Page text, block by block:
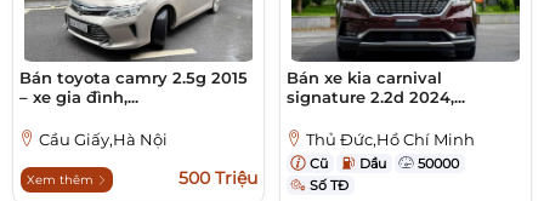
Bán toyota camry 2.5g 2015
– xe gia đình,...
Cầu Giấy,Hà Nội
Xem thêm 500 Triệu
Bán xe kia carnival
signature 2.2d 2024,...
Thủ Đức,Hồ Chí Minh
Cũ Dầu
50000
Số TĐ